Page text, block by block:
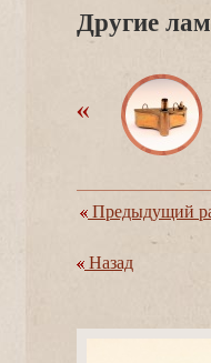
Другие
Предыдущий
Назад